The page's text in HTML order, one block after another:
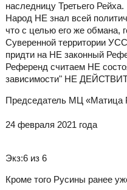
наследницу Третьего Рейха.
Народ НЕ знал всей
что с целью его же обмана,
Суверенной территории
придти на НЕ законный
Референд считаем НЕ
зависимости" НЕ
Председатель МЦ «Матица
24 февраля 2021 года
Экз:6 из 6
Кроме того Русины ранее